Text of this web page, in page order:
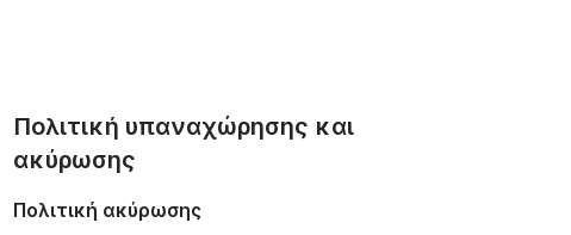
Πολιτική υπαναχώρησης και
ακύρωσης
Πολιτική ακύρωσης